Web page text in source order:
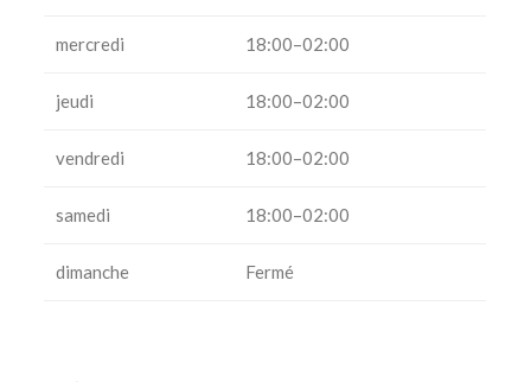
mercredi 18:00–02:00
jeudi 18:00–02:00
vendredi 18:00–02:00
samedi 18:00–02:00
dimanche Fermé